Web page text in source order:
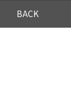
BACK